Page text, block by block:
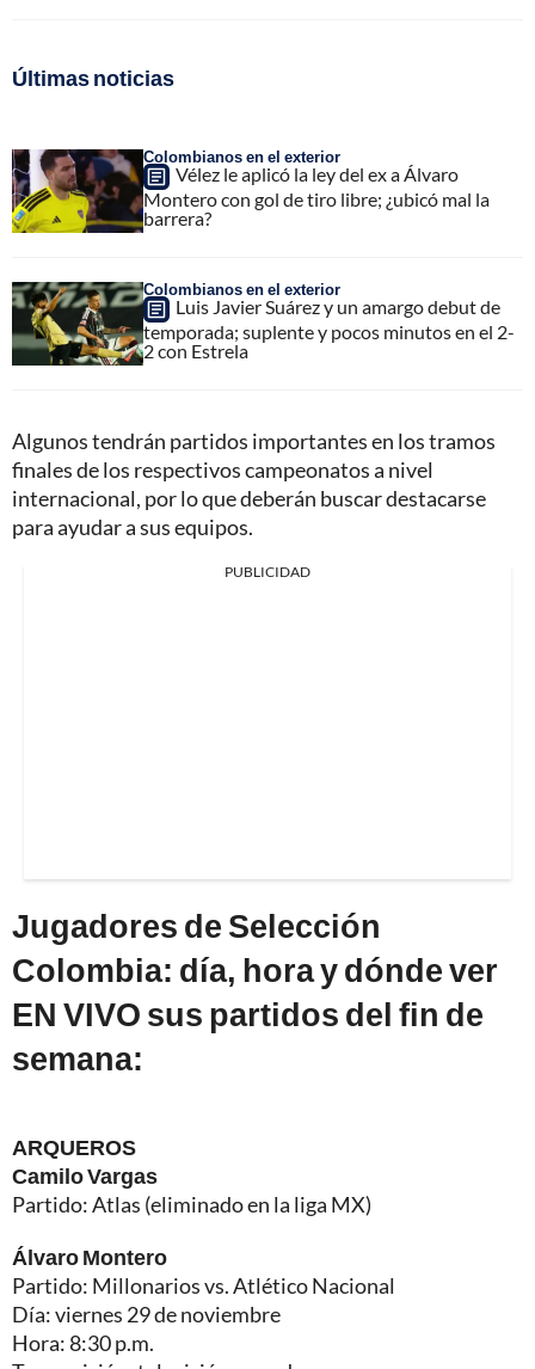
Últimas noticias
Colombianos en el exterior
Vélez le aplicó la ley del ex a Álvaro
Montero con gol de tiro libre; ¿ubicó mal la
barrera?
Colombianos en el exterior
Luis Javier Suárez y un amargo debut de
temporada; suplente y pocos minutos en el 2-
2 con Estrela
Algunos tendrán partidos importantes en los tramos
finales de los respectivos campeonatos a nivel
internacional, por lo que deberán buscar destacarse
para ayudar a sus equipos.
PUBLICIDAD
Jugadores de Selección
Colombia: día, hora y dónde ver
EN VIVO sus partidos del fin de
semana:
ARQUEROS
Camilo Vargas
Partido: Atlas (eliminado en la liga MX)
Álvaro Montero
Partido: Millonarios vs. Atlético Nacional
Día: viernes 29 de noviembre
Hora: 8:30 p.m.